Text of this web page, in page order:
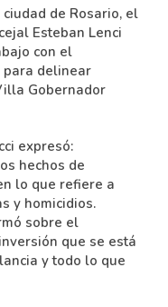
de Rosario, el
Esteban Lenci
con el
delinear
Gobernador
expresó:
hechos de
lo que refiere a
y homicidios.
sobre el
que se está
y todo lo que